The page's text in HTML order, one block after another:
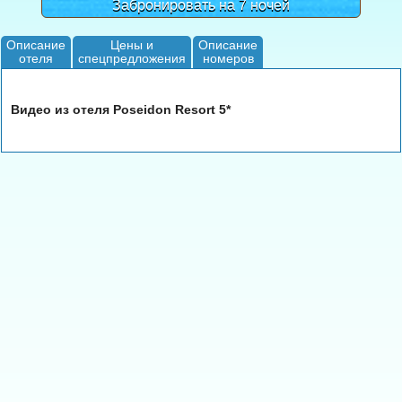
Забронировать на 7 ночей
Описание
отеля
Цены и
спецпредложения
Описание
номеров
Видео из отеля Poseidon Resort 5*